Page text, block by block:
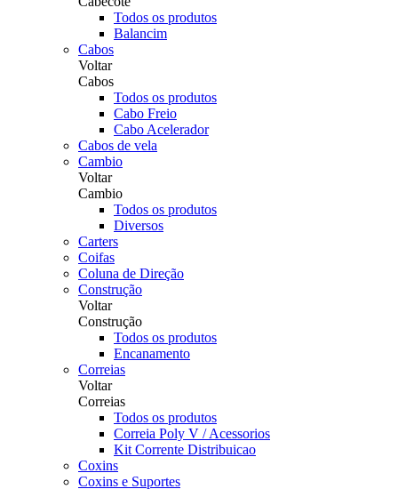
Todos os produtos
Balancim
Cabos
Voltar
Cabos
Todos os produtos
Cabo Freio
Cabo Acelerador
Cabos de vela
Cambio
Voltar
Cambio
Todos os produtos
Diversos
Carters
Coifas
Coluna de Direção
Construção
Voltar
Construção
Todos os produtos
Encanamento
Correias
Voltar
Correias
Todos os produtos
Correia Poly V / Acessorios
Kit Corrente Distribuicao
Coxins
Coxins e Suportes